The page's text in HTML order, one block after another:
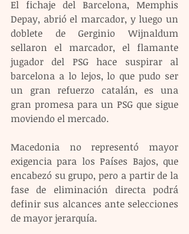
El fichaje del Barcelona, Memphis
Depay, abrió el marcador, y luego un
doblete de Gerginio Wijnaldum
sellaron el marcador, el flamante
jugador del PSG hace suspirar al
barcelona a lo lejos, lo que pudo ser
un gran refuerzo catalán, es una
gran promesa para un PSG que sigue
moviendo el mercado.
Macedonia no representó mayor
exigencia para los Países Bajos, que
encabezó su grupo, pero a partir de la
fase de eliminación directa podrá
definir sus alcances ante selecciones
de mayor jerarquía.